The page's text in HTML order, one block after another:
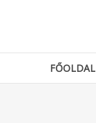
FŐOLDAL